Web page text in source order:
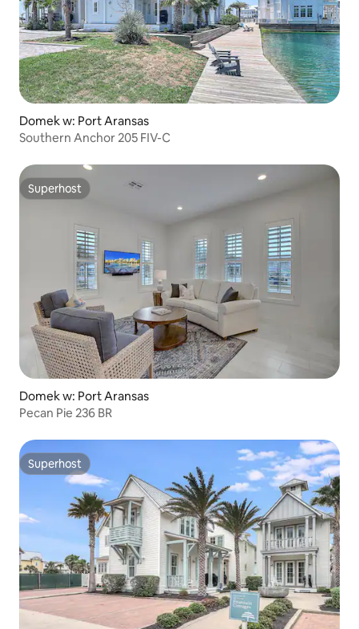
Domek w: Port Aransas
Southern Anchor 205 FIV-C
Superhost
Superhost
Domek w: Port Aransas
Pecan Pie 236 BR
Superhost
Superhost